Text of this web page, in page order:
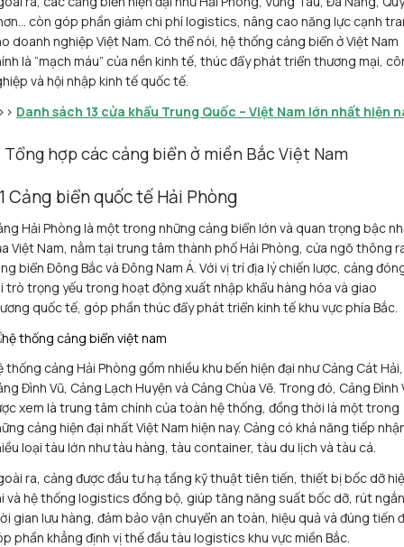
còn góp phần giảm chi phí logistics, nâng cao năng lực cạnh
doanh nghiệp Việt Nam. Có thể nói, hệ thống cảng biển ở Việt Nam
là “mạch máu” của nền kinh tế, thúc đẩy phát triển thương mại,
và hội nhập kinh tế quốc tế.
Danh sách 13 cửa khẩu Trung Quốc – Việt Nam lớn nhất hiện
Tổng hợp các cảng biển ở miền Bắc Việt Nam
Cảng biển quốc tế Hải Phòng
Hải Phòng là một trong những cảng biển lớn và quan trọng bậc
Việt Nam, nằm tại trung tâm thành phố Hải Phòng, cửa ngõ thông
biển Đông Bắc và Đông Nam Á. Với vị trí địa lý chiến lược, cảng
trò trọng yếu trong hoạt động xuất nhập khẩu hàng hóa và giao
quốc tế, góp phần thúc đẩy phát triển kinh tế khu vực phía Bắc.
thống cảng Hải Phòng gồm nhiều khu bến hiện đại như Cảng Cát Hải,
Đình Vũ, Cảng Lạch Huyện và Cảng Chùa Vẽ. Trong đó, Cảng Đình
xem là trung tâm chính của toàn hệ thống, đồng thời là một trong
cảng hiện đại nhất Việt Nam hiện nay. Cảng có khả năng tiếp
loại tàu lớn như tàu hàng, tàu container, tàu du lịch và tàu cá.
ra, cảng được đầu tư hạ tầng kỹ thuật tiên tiến, thiết bị bốc dỡ
và hệ thống logistics đồng bộ, giúp tăng năng suất bốc dỡ, rút ngắn
gian lưu hàng, đảm bảo vận chuyển an toàn, hiệu quả và đúng tiến
phần khẳng định vị thế đầu tàu logistics khu vực miền Bắc.